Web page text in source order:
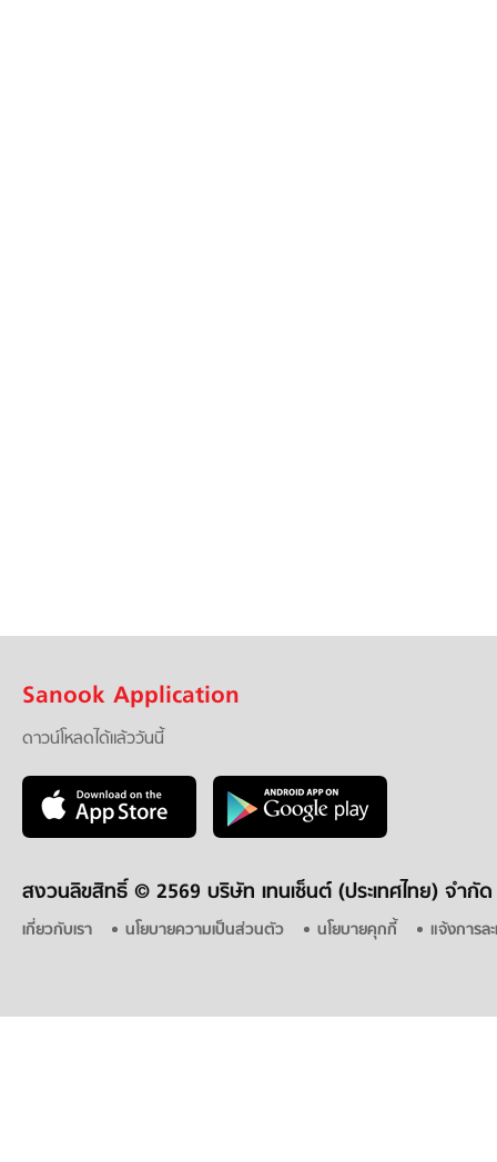
Sanook Application
ดาวน์โหลดได้แล้ววันนี้
สงวนลิขสิทธิ์ © 2569 บริษัท เทนเซ็นต์ (ประเทศไทย) จำกัด
เกี่ยวกับเรา นโยบายความเป็นส่วนตัว นโยบายคุกกี้ แจ้งการล